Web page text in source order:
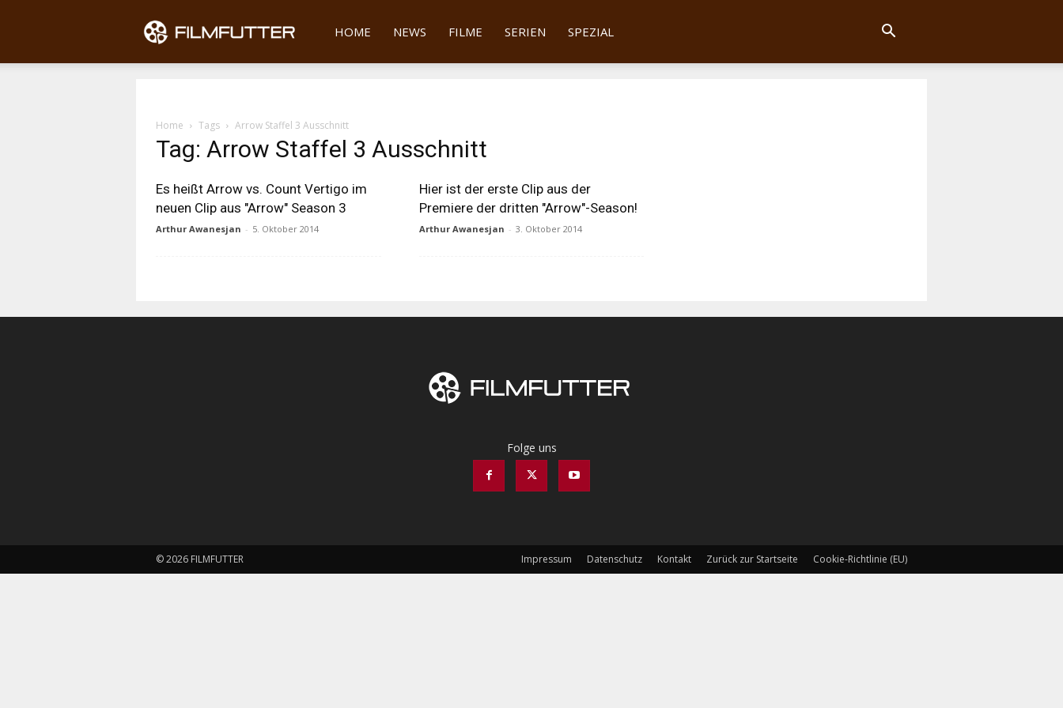
Filmfutter
HOME NEWS FILME SERIEN SPEZIAL
Home Tags Arrow Staffel 3 Ausschnitt
Tag: Arrow Staffel 3 Ausschnitt
Es heißt Arrow vs. Count Vertigo im
neuen Clip aus "Arrow" Season 3
Arthur Awanesjan - 5. Oktober 2014
Hier ist der erste Clip aus der
Premiere der dritten "Arrow"-Season!
Arthur Awanesjan - 3. Oktober 2014
Folge uns
Impressum Datenschutz Kontakt Zurück zur Startseite Cookie-Richtlinie (EU)
© 2026 FILMFUTTER